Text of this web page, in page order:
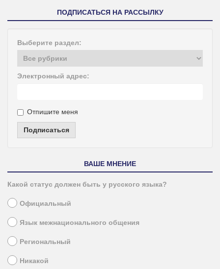
ПОДПИСАТЬСЯ НА РАССЫЛКУ
Выберите раздел:
Электронный адрес:
Отпишите меня
Подписаться
ВАШЕ МНЕНИЕ
Какой статус должен быть у русского языка?
Официальный
Язык межнационального общения
Региональный
Никакой